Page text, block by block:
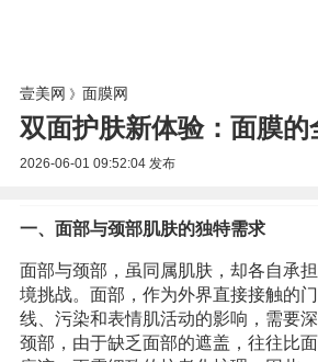
壹美网 》 面膜网
双面护肤新体验：面膜的
2026-06-01 09:52:04发布
一、面部与颈部肌肤的独特需求
面部与颈部，虽同属肌肤，却各自承
境挑战。面部，作为外界直接接触的
线、污染和表情肌活动的影响，需要
颈部，由于缺乏面部的遮盖，往往比